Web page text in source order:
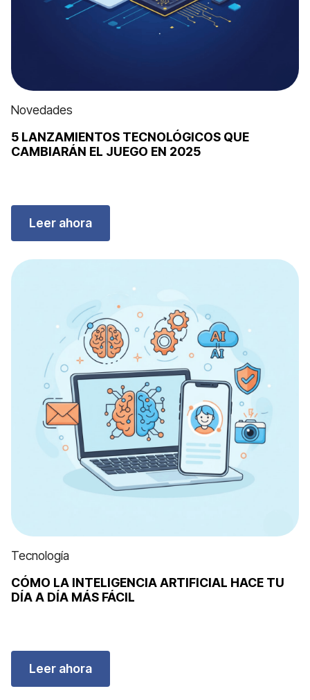
Novedades
5 LANZAMIENTOS TECNOLÓGICOS QUE
CAMBIARÁN EL JUEGO EN 2025
Leer ahora
Tecnología
CÓMO LA INTELIGENCIA ARTIFICIAL HACE TU
DÍA A DÍA MÁS FÁCIL
Leer ahora